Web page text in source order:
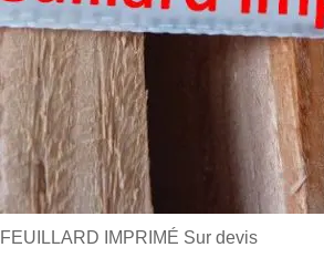
FEUILLARD IMPRIMÉ Sur devis